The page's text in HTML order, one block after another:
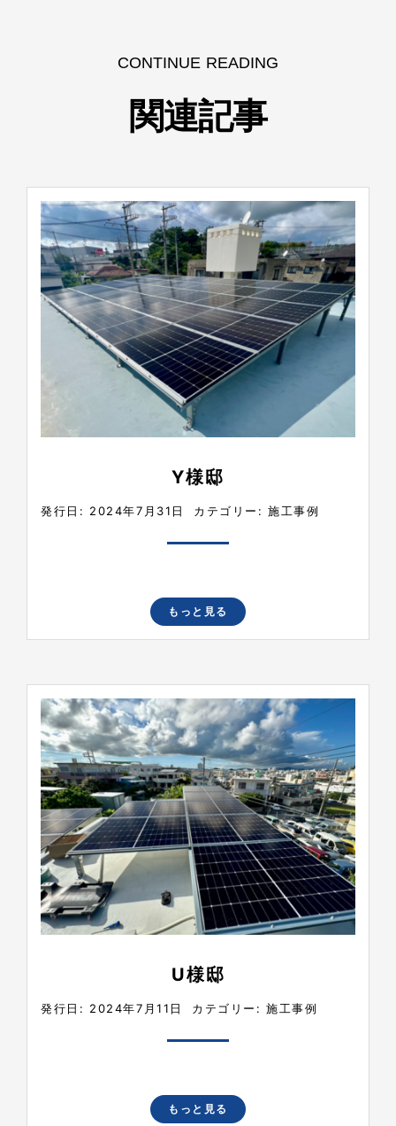
CONTINUE READING
関連記事
Y様邸
発行日: 2024年7月31日 カテゴリー:施工事例
もっと見る
U様邸
発行日: 2024年7月11日 カテゴリー:施工事例
もっと見る